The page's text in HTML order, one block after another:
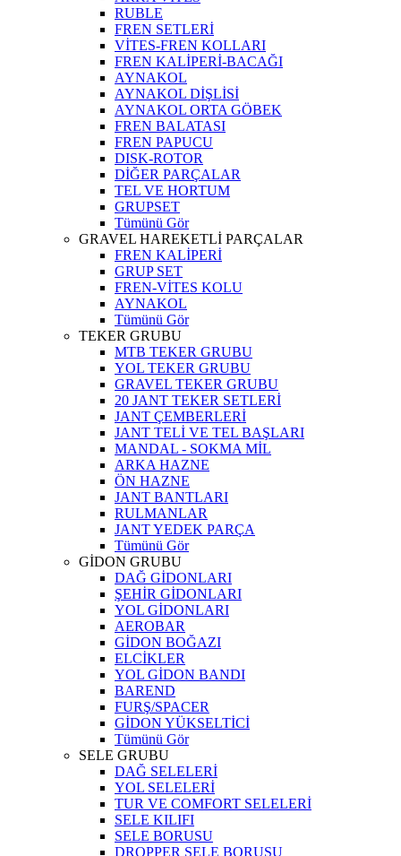
RUBLE
FREN SETLERİ
VİTES-FREN KOLLARI
FREN KALİPERİ-BACAĞI
AYNAKOL
AYNAKOL DİŞLİSİ
AYNAKOL ORTA GÖBEK
FREN BALATASI
FREN PAPUCU
DISK-ROTOR
DİĞER PARÇALAR
TEL VE HORTUM
GRUPSET
Tümünü Gör
GRAVEL HAREKETLİ PARÇALAR
FREN KALİPERİ
GRUP SET
FREN-VİTES KOLU
AYNAKOL
Tümünü Gör
TEKER GRUBU
MTB TEKER GRUBU
YOL TEKER GRUBU
GRAVEL TEKER GRUBU
20 JANT TEKER SETLERİ
JANT ÇEMBERLERİ
JANT TELİ VE TEL BAŞLARI
MANDAL - SOKMA MİL
ARKA HAZNE
ÖN HAZNE
JANT BANTLARI
RULMANLAR
JANT YEDEK PARÇA
Tümünü Gör
GİDON GRUBU
DAĞ GİDONLARI
ŞEHİR GİDONLARI
YOL GİDONLARI
AEROBAR
GİDON BOĞAZI
ELCİKLER
YOL GİDON BANDI
BAREND
FURŞ/SPACER
GİDON YÜKSELTİCİ
Tümünü Gör
SELE GRUBU
DAĞ SELELERİ
YOL SELELERİ
TUR VE COMFORT SELELERİ
SELE KILIFI
SELE BORUSU
DROPPER SELE BORUSU